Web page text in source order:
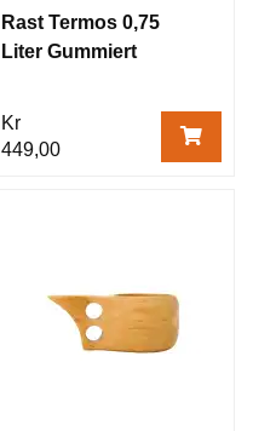
Rast Termos 0,75
Liter Gummiert
Kr
449,00